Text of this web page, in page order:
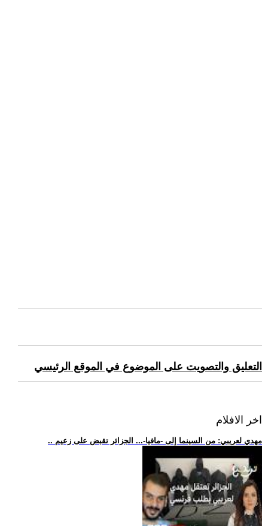
التعليق والتصويت على الموضوع في الموقع الرئيسي
اخر الافلام
.. مهدي لعريبي: من السينما إلى -مافيا-... الجزائر تقبض على زعيم